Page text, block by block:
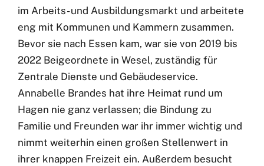
im Arbeits- und Ausbildungsmarkt und arbeitete
eng mit Kommunen und Kammern zusammen.
Bevor sie nach Essen kam, war sie von 2019 bis
2022 Beigeordnete in Wesel, zuständig für
Zentrale Dienste und Gebäudeservice.
Annabelle Brandes hat ihre Heimat rund um
Hagen nie ganz verlassen; die Bindung zu
Familie und Freunden war ihr immer wichtig und
nimmt weiterhin einen großen Stellenwert in
ihrer knappen Freizeit ein. Außerdem besucht